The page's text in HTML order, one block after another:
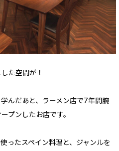
た空間が！
んだあと、ラーメン店で7年間腕
プンしたお店です。
ったスペイン料理と、ジャンルを